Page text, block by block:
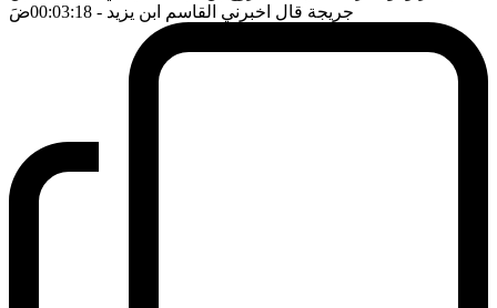
جريجة قال اخبرني القاسم ابن يزيد - 00:03:18 ضَ